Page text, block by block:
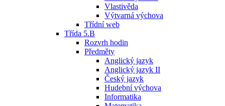
Vlastivěda
Výtvarná výchova
Třídní web
Třída 5.B
Rozvrh hodin
Předměty
Anglický jazyk
Anglický jazyk II
Český jazyk
Hudební výchova
Informatika